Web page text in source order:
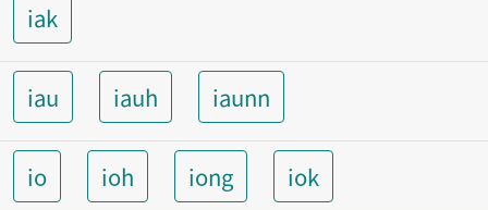
iak
iau iauh iaunn
io ioh iong iok